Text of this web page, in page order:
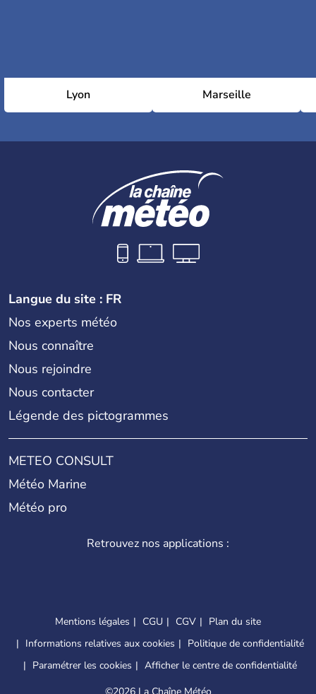
Lyon Marseille
Langue du site : FR
Nos experts météo
Nous connaître
Nous rejoindre
Nous contacter
Légende des pictogrammes
METEO CONSULT
Météo Marine
Météo pro
Retrouvez nos applications :
Mentions légales CGU CGV
Plan du site
Informations relatives aux cookies
Politique de confidentialité
Paramétrer les cookies
Afficher le centre de confidentialité